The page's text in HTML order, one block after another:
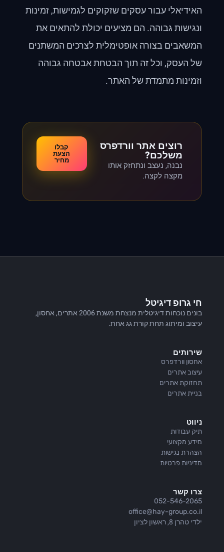
האידיאלי עבור עסקים שזקוקים לגמישות, זמינות
ונגישות גבוהה. הם מציעים יכולת להתאים את
המשאבים בצורה אופטימלית לצרכים המשתנים
של העסק, וכל זה תוך הבטחת אבטחה גבוהה
וזמינות מתמדת של האתר.
רוצים אתר וורדפרס
משלכם?
נבנה, נעצב ונתחזק אותו
מקצה לקצה.
קבלו
הצעת
מחיר
חי גרופ דיגיטל
בונים נוכחות דיגיטלית מנצחת משנת 2006 אתרים, אחסון,
עיצוב ומיתוג תחת קורת גג אחת.
שירותים
אחסון וורדפרס
עיצוב אתרים
תחזוקת אתרים
בניית אתרים
ניווט
תיק עבודות
מידע מקצועי
הצהרת נגישות
מדיניות פרטיות
צרו קשר
052-546-2065
office@hay-group.co.il
ילדי טהרן 8, ראשון לציון